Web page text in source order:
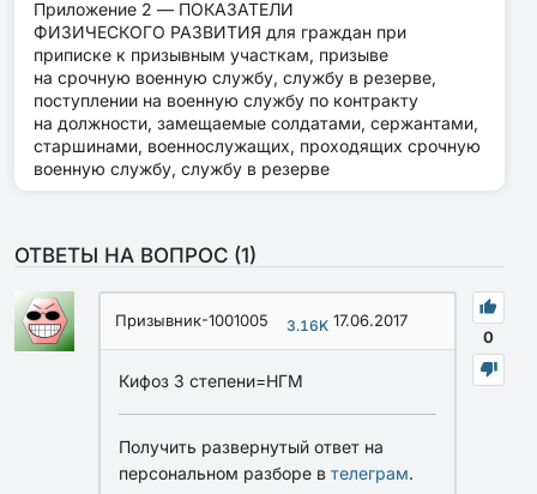
Приложение 2 — ПОКАЗАТЕЛИ
ФИЗИЧЕСКОГО РАЗВИТИЯ для граждан при
приписке к призывным участкам, призыве
на срочную военную службу, службу в резерве,
поступлении на военную службу по контракту
на должности, замещаемые солдатами, сержантами,
старшинами, военнослужащих, проходящих срочную
военную службу, службу в резерве
ОТВЕТЫ НА ВОПРОС (1)
0
Призывник-1001005 3.16K 17.06.2017
Кифоз 3 степени=НГМ
Получить развернутый ответ на
персональном разборе в телеграм.